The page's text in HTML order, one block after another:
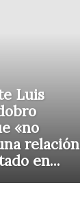
Luis
«no
relación
en...